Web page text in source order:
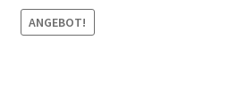
Blog
ANGEBOT!